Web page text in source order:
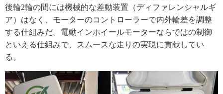
後輪2輪の間には機械的な差動装置（ディファレンシャルギ
ア）はなく、モーターのコントローラーで内外輪差を調整
する仕組みだ。電動インホイールモーターならではの制御
といえる仕組みで、スムースな走りの実現に貢献してい
る。